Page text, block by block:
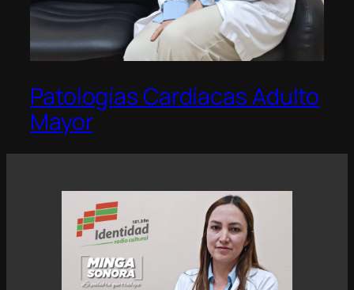
Patologías Cardíacas Adulto
Mayor